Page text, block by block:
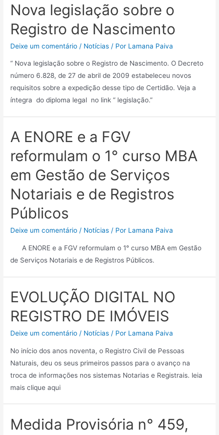
Nova legislação sobre o
Registro de Nascimento
Deixe um comentário / Notícias / Por Lamana Paiva
“ Nova legislação sobre o Registro de Nascimento. O Decreto
número 6.828, de 27 de abril de 2009 estabeleceu novos
requisitos sobre a expedição desse tipo de Certidão. Veja a
íntegra do diploma legal no link “ legislação.”
A ENORE e a FGV
reformulam o 1° curso MBA
em Gestão de Serviços
Notariais e de Registros
Públicos
Deixe um comentário / Notícias / Por Lamana Paiva
A ENORE e a FGV reformulam o 1° curso MBA em Gestão
de Serviços Notariais e de Registros Públicos.
EVOLUÇÃO DIGITAL NO
REGISTRO DE IMÓVEIS
Deixe um comentário / Notícias / Por Lamana Paiva
No início dos anos noventa, o Registro Civil de Pessoas
Naturais, deu os seus primeiros passos para o avanço na
troca de informações nos sistemas Notarias e Registrais. leia
mais clique aqui
Medida Provisória n° 459,